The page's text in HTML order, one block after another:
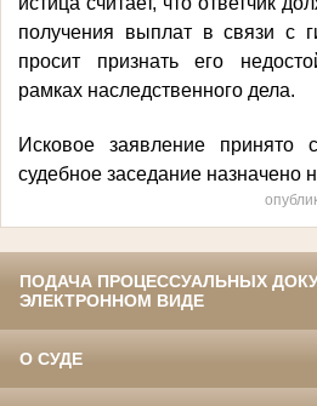
получения выплат в связи с
просит признать его
рамках наследственного дела.
Исковое заявление принято
судебное заседание назначено
ПОДАЧА ПРОЦЕССУАЛЬНЫХ
ЭЛЕКТРОННОМ ВИДЕ
О СУДЕ